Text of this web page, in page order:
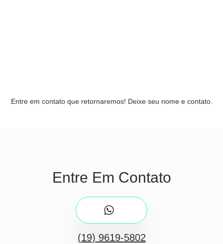
Entre em contato que retornaremos! Deixe seu nome e contato.
Entre Em Contato
(19) 9619-5802